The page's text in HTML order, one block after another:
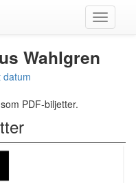
Växla
meny
Wahlgren
datum
PDF-biljetter.